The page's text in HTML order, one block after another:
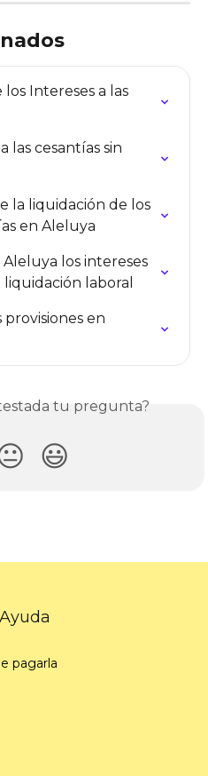
Intereses a las
las cesantías sin
la liquidación de los
en Aleluya
los intereses
laboral
en
tu pregunta?
😃
pagarla